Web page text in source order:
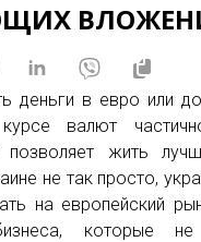
деньги в евро или
валют
жить
не так просто,
на европейский
которые